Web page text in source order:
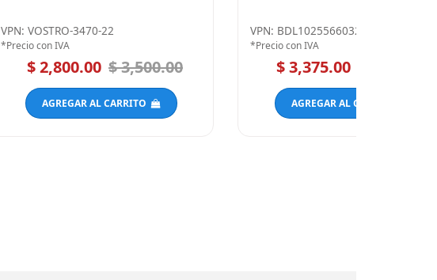
VPN: VOSTRO-3470-22
*Precio con IVA
$ 2,800.00 $ 3,500.00
AGREGAR AL CARRITO
VPN: BDL1025566032476-01
*Precio con IVA
$ 3,375.00
AGREGAR AL CARRITO